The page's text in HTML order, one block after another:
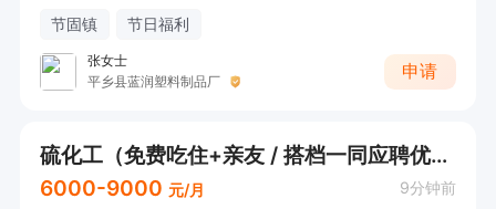
节固镇 节日福利
张女士
平乡县蓝润塑料制品厂
申请
硫化工（免费吃住+亲友 / 搭档一同应聘优先+常年有活）
6000-9000 元/月 9分钟前